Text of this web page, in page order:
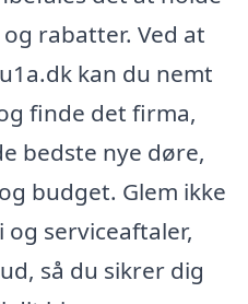
rabatter. Ved at
kan du nemt
finde det firma,
bedste nye døre,
budget. Glem ikke
serviceaftaler,
så du sikrer dig